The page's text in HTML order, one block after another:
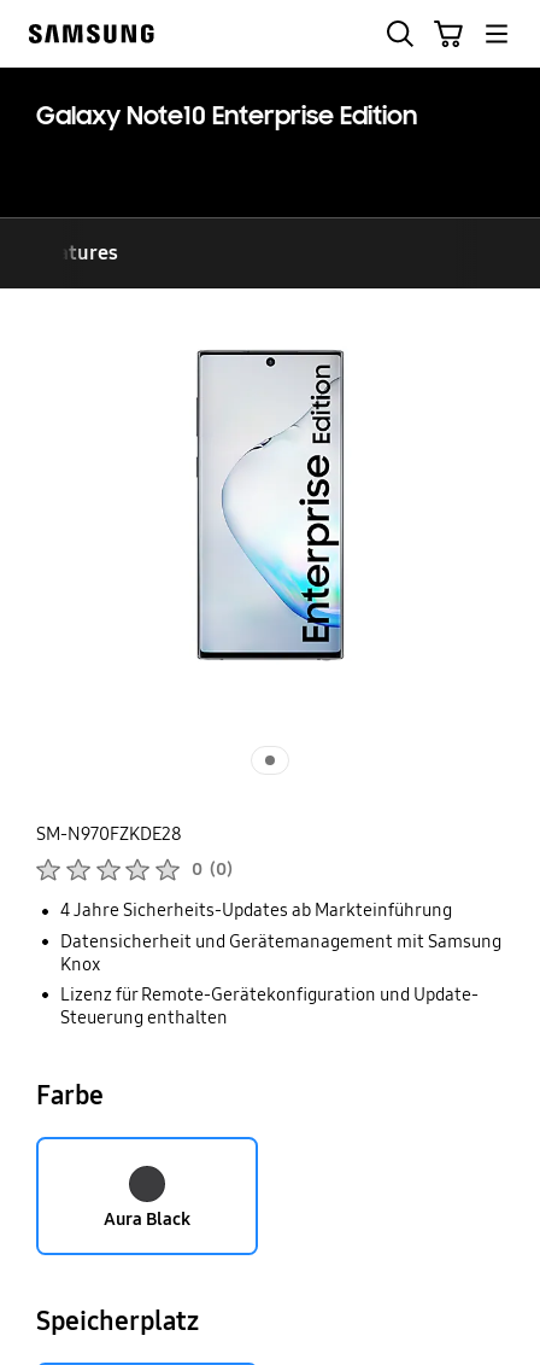
Galaxy Note10 Enterprise Edition
Features
SM-N970FZKDE28
0 (0)
4 Jahre Sicherheits-Updates ab Markteinführung
Datensicherheit und Gerätemanagement mit Samsung
Knox
Lizenz für Remote-Gerätekonfiguration und Update-
Steuerung enthalten
Farbe
Aura Black
Speicherplatz